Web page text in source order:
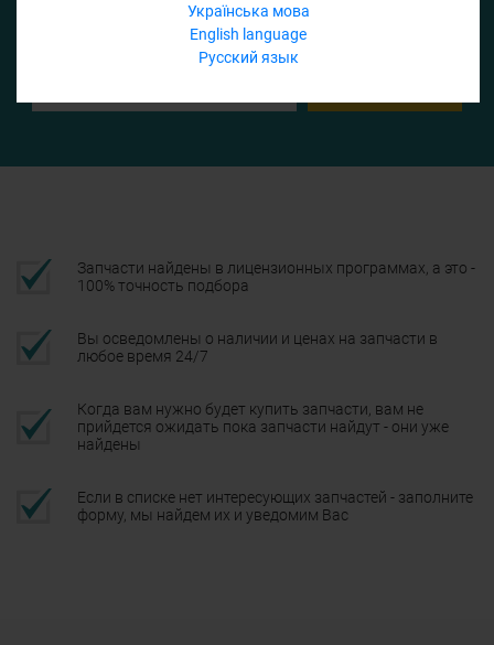
Українська мова
English language
Русский язык
Запчасти найдены в лицензионных программах, а это -
100% точность подбора
Вы осведомлены о наличии и ценах на запчасти в
любое время 24/7
Когда вам нужно будет купить запчасти, вам не
прийдется ожидать пока запчасти найдут - они уже
найдены
Если в списке нет интересующих запчастей - заполните
форму, мы найдем их и уведомим Вас